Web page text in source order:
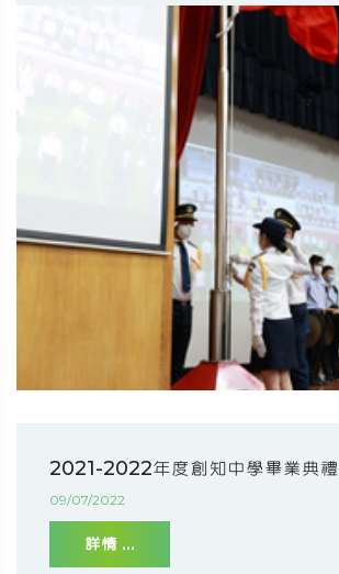
2021-2022年度創知中學畢業典禮
09/07/2022
詳情 ...